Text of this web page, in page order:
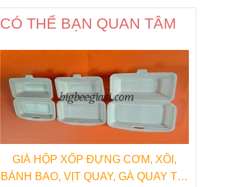
CÓ THỂ BẠN QUAN TÂM
GIÁ HỘP XỐP ĐỰNG CƠM, XÔI,
BÁNH BAO, VỊT QUAY, GÀ QUAY TẠI